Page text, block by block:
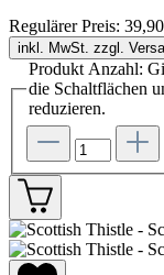
Regulärer Preis:
inkl. MwSt. zzgl.
Produkt Anzahl:
die Schaltflächen
reduzieren.